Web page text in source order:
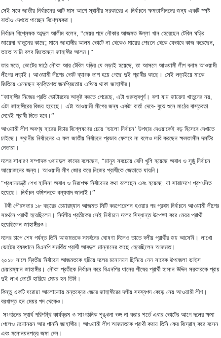
সেই সঙ্গে জাতীয় নির্বাচনের আট মাস আগে স্থানীয় সরকারের এ নির্বাচনে ক্ষমতাসীনদের জন্য একটি স্পষ্ট
বার্তাও দেখতে পাচ্ছেন বিশ্লেষকরা।
নির্বাচন বিশ্লেষক আব্দুল আলীম বলেন, “মেয়র পদে নৌকার আজমত উল্লা খান হেরেছেন টেবিল ঘড়ির
জায়েদা খাতুনের কাছে; মানে জাহাঙ্গীর আলম ভোটে না থেকেও মায়ের পেছনে থেকে যেভাবে কাজ করেছেন,
তাতে আমি বলব জিতেছেন জাহাঙ্গীর আলম।”
তার মতে, ভোটের মাঠে নৌকা আর টেবিল ঘড়ির যে লড়াই হয়েছে,তা আসলে আওয়ামী লীগ বনাম আওয়ামী
লীগের লড়াই। আওয়ামী লীগের ভোট ব্যাংক ভাগ হয়ে গেছে দুই প্রার্থীর কাছে। সেই লড়াইয়ে মাকে
জিতিয়ে এনেছেন ব্যক্তিগত জনপ্রিয়তায় এগিয়ে থাকা জাহাঙ্গীর।
“জাহাঙ্গীর নিজের প্রতি ভোটারদের আকৃষ্ট করতে পেরেছে, এটা গুরুত্বপূর্ণ। বলা যায় জায়েদা খাতুনের নয়,
এটা জাহাঙ্গীরের বিজয় হয়েছে। এটা আওয়ামী লীগের জন্য একটা বার্তা দেবে- বুঝে শুনে মাঠের বাস্তবতা
দেখেই প্রার্থী দিতে হবে।”
আওয়ামী লীগ অবশ্য হারের বিচার বিশ্লেষণের চেয়ে‘ভালো নির্বাচন’ উপহার দেওয়াকেই বড় হিসেবে দেখাতে
চাইছে। স্থানীয় নির্বাচনের এ ফল জাতীয় নির্বাচনে প্রভাব ফেলবে না বলেও দাবি করছেন ক্ষমতাসীন দলটির
নেতারা।
দলের সাধারণ সম্পাদক ওবায়দুল কাদের বলেছেন, “মানুষ সবচেয়ে বেশি খুশি হয়েছে অবাধ ও সুষ্ঠু নির্বাচন
আয়োজনের জন্য। আওয়ামী লীগ জোর করে নিজের প্রার্থীকে জেতাতে যায়নি।
“প্রধানমন্ত্রী শেখ হাসিনা অবাধ ও নিরপেক্ষ নির্বাচনের কথা বলেছেন এবং হয়েছে; যা সারাদেশে প্রশংসিত
হয়েছে। নির্বাচন কমিশনকে ধন্যবাদ জানাই।”
টঙ্গী পৌরসভার ১৮ বছরের চেয়ারম্যান আজমত সিটি করপোরেশন হওয়ার পর প্রথম নির্বাচনে আওয়ামী লীগের
সমর্থনে প্রার্থী হয়েছিলেন। নির্দলীয় প্রতীকের সেই নির্বাচনে দলের সিদ্ধান্ত উপেক্ষা করে মেয়র প্রার্থী
হয়েছিলেন জাহাঙ্গীরও।
দলের চাপে শেষ পর্যন্ত তিনি আজমতকে সমর্থনের ঘোষণা দিলেও তাতে দলীয় প্রার্থীর জয় আসেনি। লাখো
ভোটের ব্যবধানে বিএনপি সমর্থিত প্রার্থী আবদুল মান্নানের কাছে হেরেছিলেন আজমত।
২০১৮ সালে দ্বিতীয় নির্বাচনে আজমতকে হটিয়ে দলের মনোনয়ন ছিনিয়ে নেন সাবেক উপজেলা ভাইস
চেয়ারম্যান জাহাঙ্গীর। নৌকা প্রতীকে নির্বাচন করে বিএনপির ধানের শীষের প্রার্থী হাসান উদ্দিন সরকারকে প্রায়
দুই লাখ ভোটে হারিয়ে মেয়র হন তিনি।
কিন্তু একটি ঘরোয়া আলোচনায় মন্তব্যের জেরে জাহাঙ্গীরের দলীয় সদস্যপদ কেড়ে নেয় আওয়ামী লীগ।
বরখাস্ত হন মেয়র পদ থেকেও।
সংগঠনের স্বার্থ পরিপন্থি কার্যক্রম ও সাংগঠনিক শৃঙ্খলা ভঙ্গ না করার শর্তে এবার ভোটের আগে দলের ক্ষমা
পেলেও মনোনয়ন আর পাননি জাহাঙ্গীর। আওয়ামী লীগ আজমতকে প্রার্থী করায় তিনি ফের বিদ্রোহ করে বসেন
এবং মনোনয়নপত্র জমা দেন।